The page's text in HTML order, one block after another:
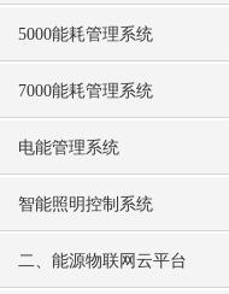
5000能耗管理系统
7000能耗管理系统
电能管理系统
智能照明控制系统
二、能源物联网云平台